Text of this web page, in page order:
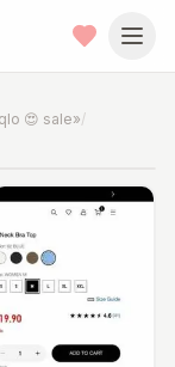
😍 sale»/